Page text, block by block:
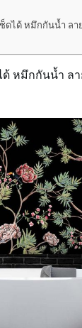
ดได้ หมึกกันน้ำ ล
ด้ หมึกกันน้ำ ล